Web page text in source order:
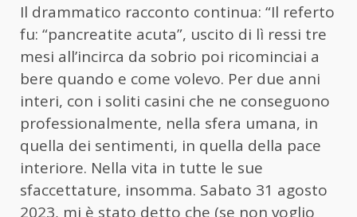
Il drammatico racconto continua: “Il referto
fu: “pancreatite acuta”, uscito di lì ressi tre
mesi all’incirca da sobrio poi ricominciai a
bere quando e come volevo. Per due anni
interi, con i soliti casini che ne conseguono
professionalmente, nella sfera umana, in
quella dei sentimenti, in quella della pace
interiore. Nella vita in tutte le sue
sfaccettature, insomma. Sabato 31 agosto
2023, mi è stato detto che (se non voglio